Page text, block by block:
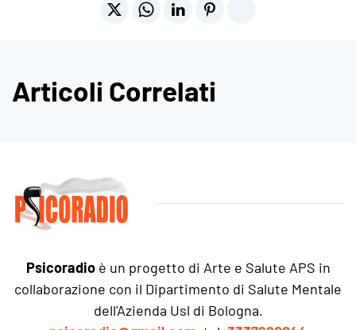
Articoli Correlati
Psicoradioè un progetto di Arte e Salute APS in
collaborazione con il Dipartimento di Salute Mentale
dell'Azienda Usl di Bologna.